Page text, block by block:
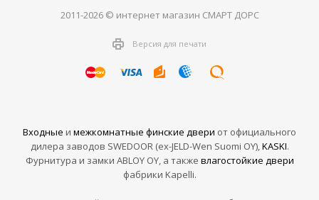
2011-2026 © интернет магазин СМАРТ ДОРС
Версия для печати
Входные и межкомнатные финские двери от официального
дилера заводов SWEDOOR (ex-JELD-Wen Suomi OY),KASKI.
Фурнитура и замки ABLOY OY, а также влагостойкие двери
фабрики Kapelli.